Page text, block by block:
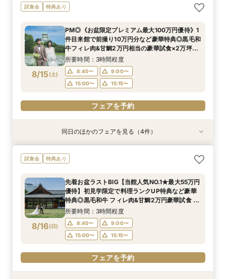
8/14(金)
【料理重視の方へおすすめ】組数限定◆グラン
シェフ豊後昌幸が手掛ける黒毛和牛etc2万円相
所要時間：3時間程度
8:45〜
9:00〜
15:00〜
15:15〜
フェアを予約
8/14(金)
【神社式相談フェア】提携有名神社紹介!AM来館
で本番さながらの披露宴体験 国産 和牛フィレ肉
分特典>
所要時間：3時間程度
8:45〜
9:00〜
15:00〜
15:15〜
フェアを予約
8/14(金)
ガーデン挙式丸わかり◎2万坪の庭園満喫×オリ
ジナルウェディング庭園&会場見学×国産和牛
所要時間：3時間程度
8:45〜
9:00〜
15:00〜
15:15〜
フェアを予約
試食会 特典あり
8/15(土)
PM◎《お盆限定プレミアム最大100万円優待》1
件目来館で前撮り10万円分など豪華特典◎黒毛和
牛フィレ肉&甘鯛2万円相当の豪華試食×2万坪の
庭園+迎賓館の見学ツアー
所要時間：3時間程度
8:45〜
9:00〜
15:00〜
15:15〜
フェアを予約
特典あり
8/15(土)
【料理重視の方へおすすめ】組数限定◆グラン
シェフ豊後昌幸が手掛ける黒毛和牛etc2万円相
所要時間：3時間程度
8:45〜
9:00〜
15:00〜
15:15〜
フェアを予約
特典あり
8/15(土)
お盆プレミアム【神社式相談フェア】提携有名神
社紹介!AM来館で本番さながらの披露宴体験 国
で前撮り10万円分特典>
所要時間：3時間程度
8:45〜
9:00〜
15:00〜
15:15〜
フェアを予約
特典あり
8/15(土)
ガーデン挙式丸わかり◎2万坪の庭園満喫×オリ
ジナルウェディング庭園&会場見学×国産和牛
所要時間：3時間程度
8:45〜
9:00〜
15:00〜
15:15〜
フェアを予約
特典あり
8/15(土)
【東京開催/土日】東京サロンで《大阪迎賓館》
のご相談＆お打合せ！
9:00〜 15:00〜
フェアを予約
同日のほかのフェアを見る（4件）
試食会 特典あり
8/16(日)
先着お盆ラストBIG【当館人気NO.1★最大55万円
優待】初見学限定で料理ランクUP特典など豪華
特典◎黒毛和牛 フィレ肉&甘鯛2万円豪華試食 非
公開茶室で和抹茶体験 庭園+迎賓館の見学ツアー
所要時間：3時間程度
8:45〜
9:00〜
15:00〜
15:15〜
フェアを予約